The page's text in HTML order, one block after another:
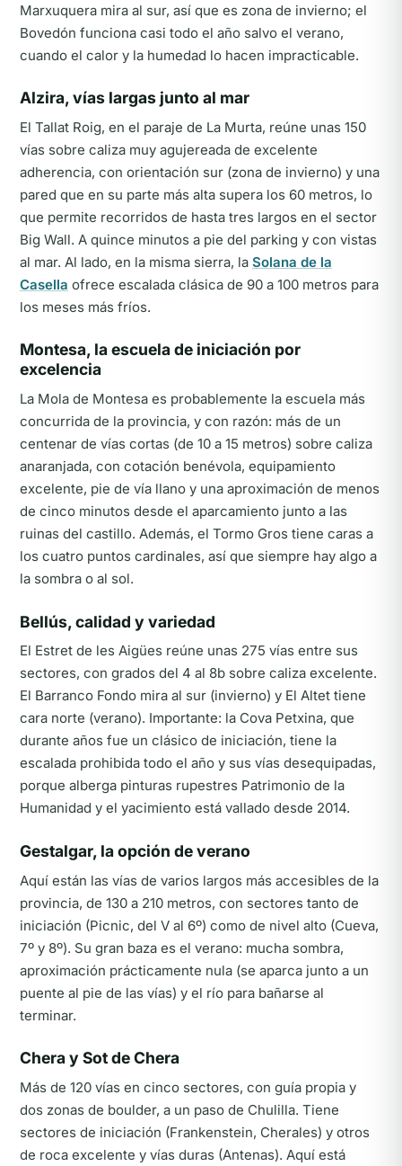
Marxuquera mira al sur, así que es zona de invierno; el
Bovedón funciona casi todo el año salvo el verano,
cuando el calor y la humedad lo hacen impracticable.
Alzira, vías largas junto al mar
El Tallat Roig, en el paraje de La Murta, reúne unas 150
vías sobre caliza muy agujereada de excelente
adherencia, con orientación sur (zona de invierno) y una
pared que en su parte más alta supera los 60 metros, lo
que permite recorridos de hasta tres largos en el sector
Big Wall. A quince minutos a pie del parking y con vistas
al mar. Al lado, en la misma sierra, la Solana de la
Casella ofrece escalada clásica de 90 a 100 metros para
los meses más fríos.
Montesa, la escuela de iniciación por
excelencia
La Mola de Montesa es probablemente la escuela más
concurrida de la provincia, y con razón: más de un
centenar de vías cortas (de 10 a 15 metros) sobre caliza
anaranjada, con cotación benévola, equipamiento
excelente, pie de vía llano y una aproximación de menos
de cinco minutos desde el aparcamiento junto a las
ruinas del castillo. Además, el Tormo Gros tiene caras a
los cuatro puntos cardinales, así que siempre hay algo a
la sombra o al sol.
Bellús, calidad y variedad
El Estret de les Aigües reúne unas 275 vías entre sus
sectores, con grados del 4 al 8b sobre caliza excelente.
El Barranco Fondo mira al sur (invierno) y El Altet tiene
cara norte (verano). Importante: la Cova Petxina, que
durante años fue un clásico de iniciación, tiene la
escalada prohibida todo el año y sus vías desequipadas,
porque alberga pinturas rupestres Patrimonio de la
Humanidad y el yacimiento está vallado desde 2014.
Gestalgar, la opción de verano
Aquí están las vías de varios largos más accesibles de la
provincia, de 130 a 210 metros, con sectores tanto de
iniciación (Picnic, del V al 6º) como de nivel alto (Cueva,
7º y 8º). Su gran baza es el verano: mucha sombra,
aproximación prácticamente nula (se aparca junto a un
puente al pie de las vías) y el río para bañarse al
terminar.
Chera y Sot de Chera
Más de 120 vías en cinco sectores, con guía propia y
dos zonas de boulder, a un paso de Chulilla. Tiene
sectores de iniciación (Frankenstein, Cherales) y otros
de roca excelente y vías duras (Antenas). Aquí está